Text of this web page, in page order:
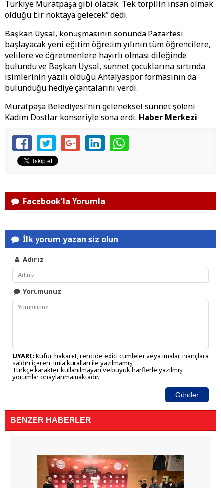
Türkiye Muratpaşa gibi olacak. Tek torpilin insan olmak
olduğu bir noktaya gelecek” dedi.
Başkan Uysal, konuşmasının sonunda Pazartesi
başlayacak yeni eğitim öğretim yılının tüm öğrencilere,
velilere ve öğretmenlere hayırlı olması dileğinde
bulundu ve Başkan Uysal, sünnet çocuklarına sırtında
isimlerinin yazılı olduğu Antalyaspor formasının da
bulunduğu hediye çantalarını verdi.
Muratpaşa Belediyesi’nin geleneksel sünnet şöleni
Kadim Dostlar konseriyle sona erdi. Haber Merkezi
Facebook'la Yorumla
İlk yorum yazan siz olun
Adınız
Yorumunuz
UYARI: Küfür, hakaret, rencide edici cümleler veya imalar, inançlara
saldırı içeren, imla kuralları ile yazılmamış,
Türkçe karakter kullanılmayan ve büyük harflerle yazılmış
yorumlar onaylanmamaktadır.
Gönder
BENZER HABERLER